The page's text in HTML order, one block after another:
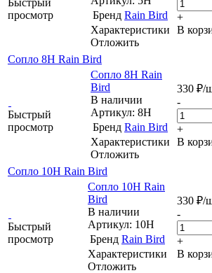
просмотр
Бренд Rain Bird
Характеристики
Отложить
+
В
Сопло 8H Rain Bird
Быстрый
просмотр
Сопло 8H Rain
Bird
В наличии
Артикул: 8H
Бренд Rain Bird
Характеристики
Отложить
330 ₽/
-
+
В
Сопло 10H Rain Bird
Быстрый
просмотр
Сопло 10H Rain
Bird
В наличии
Артикул: 10H
Бренд Rain Bird
Характеристики
Отложить
330 ₽/
-
+
В